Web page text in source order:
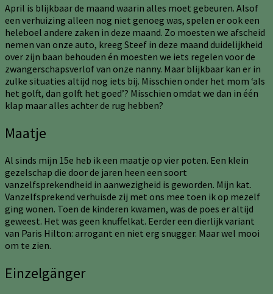
April is blijkbaar de maand waarin alles moet gebeuren. Alsof
een verhuizing alleen nog niet genoeg was, spelen er ook een
heleboel andere zaken in deze maand. Zo moesten we afscheid
nemen van onze auto, kreeg Steef in deze maand duidelijkheid
over zijn baan behouden én moesten we iets regelen voor de
zwangerschapsverlof van onze nanny. Maar blijkbaar kan er in
zulke situaties altijd nog iets bij. Misschien onder het mom ‘als
het golft, dan golft het goed’? Misschien omdat we dan in één
klap maar alles achter de rug hebben?
Maatje
Al sinds mijn 15e heb ik een maatje op vier poten. Een klein
gezelschap die door de jaren heen een soort
vanzelfsprekendheid in aanwezigheid is geworden. Mijn kat.
Vanzelfsprekend verhuisde zij met ons mee toen ik op mezelf
ging wonen. Toen de kinderen kwamen, was de poes er altijd
geweest. Het was geen knuffelkat. Eerder een dierlijk variant
van Paris Hilton: arrogant en niet erg snugger. Maar wel mooi
om te zien.
Einzelgänger